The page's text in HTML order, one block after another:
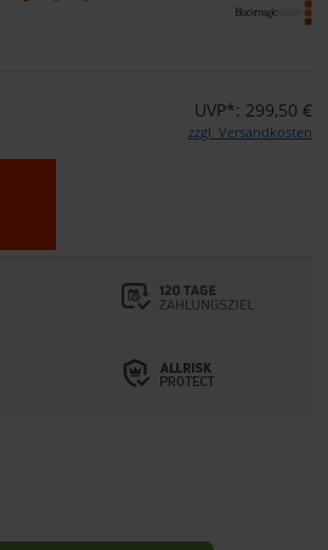
UVP*: 299,50 €
zzgl. Versandkosten